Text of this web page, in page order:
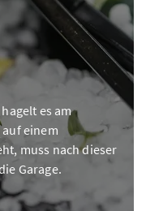
es am
einem
muss nach dieser
Garage.